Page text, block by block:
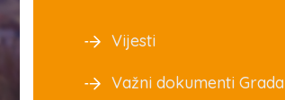
Vijesti
Važni dokumenti Grada